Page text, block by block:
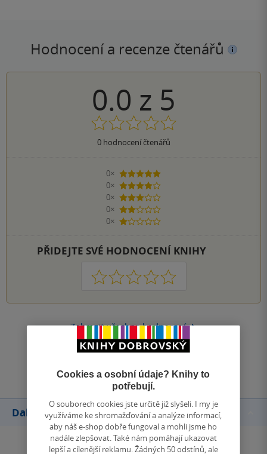
Hodnocení a recenze čtenářů
0.0 z 5
0hodnocení čtenářů
0×
5 hvězdiček
0×
4 hvězdičky
0×
3 hvězdičky
0×
2 hvězdičky
0×
1 hvezdička
PŘIDEJTE SVÉ HODNOCENÍ KNIHY
1 2 3 4 5
Zobrazit všechna hodnocení
Další knihy autora
Cookies a osobní údaje? Knihy to
potřebují.
O souborech cookies jste určitě již slyšeli. I my je
využíváme ke shromažďování a analýze informací,
aby náš e-shop dobře fungoval a mohli jsme ho
nadále zlepšovat. Také nám pomáhají ukazovat
lepší a cílenější reklamu. Žádných 50 odstínů, ale